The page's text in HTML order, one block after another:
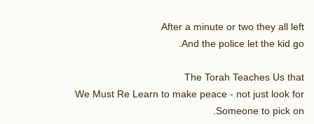
After a minute or two they all left
And the police let the kid go.
The Torah Teaches Us that
We Must Re Learn to make peace - not just look for
Someone to pick on.